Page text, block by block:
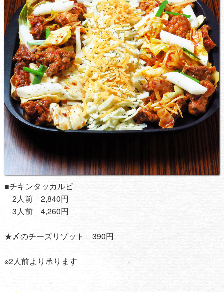
■チキンタッカルビ
2人前 2,840円
3人前 4,260円
★〆のチーズリゾット 390円
※2人前より承ります